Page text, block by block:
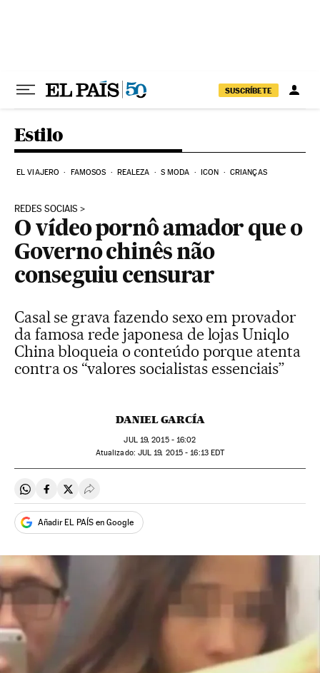
SUSCRÍBETE
Estilo
EL VIAJERO FAMOSOS REALEZA S MODA ICON CRIANÇAS
REDES SOCIAIS
O vídeo pornô amador que o
Governo chinês não
conseguiu censurar
Casal se grava fazendo sexo em provador
da famosa rede japonesa de lojas Uniqlo
China bloqueia o conteúdo porque atenta
contra os “valores socialistas essenciais”
DANIEL GARCÍA
JUL19, 2015 - 16:02
atualizado: JUL 19, 2015 - 16:13EDT
Compartir en Whatsapp
Compartir en Facebook
Compartir en Twitter
Desplegar Redes Sociales
Añadir EL PAÍS en Google